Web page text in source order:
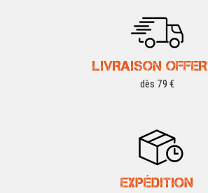
LIVRAISON
dès 79 €
EXPÉDITION